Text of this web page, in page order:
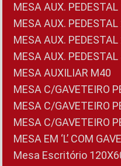
MESA AUX.
MESA AUX.
MESA AUX.
MESA AUX.
MESA AUXILIAR M40
MESA C/GAVETEIRO
MESA C/GAVETEIRO
MESA C/GAVETEIRO
MESA EM ‘L’ COM
Mesa Escritório